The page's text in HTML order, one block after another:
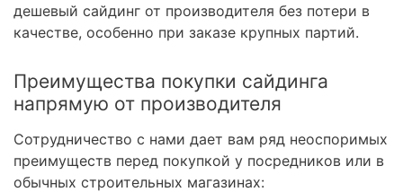
дешевый сайдинг от производителя без потери в
качестве, особенно при заказе крупных партий.
Преимущества покупки сайдинга
напрямую от производителя
Сотрудничество с нами дает вам ряд неоспоримых
преимуществ перед покупкой у посредников или в
обычных строительных магазинах: